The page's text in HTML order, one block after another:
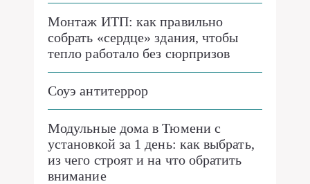
Монтаж ИТП: как правильно
собрать «сердце» здания, чтобы
тепло работало без сюрпризов
Соуэ антитеррор
Модульные дома в Тюмени с
установкой за 1 день: как выбрать,
из чего строят и на что обратить
внимание